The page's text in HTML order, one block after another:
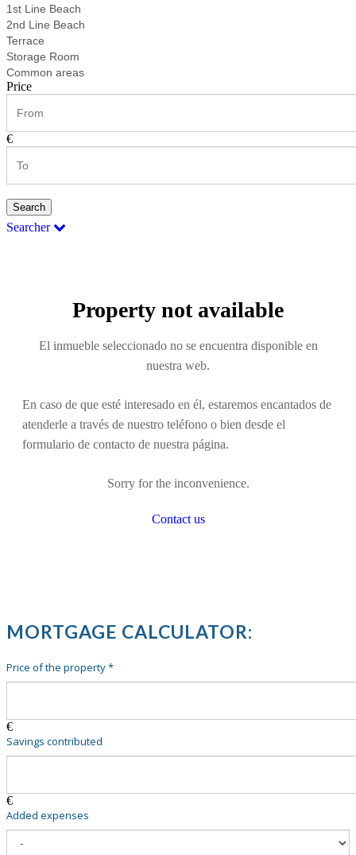
1st Line Beach
2nd Line Beach
Terrace
Storage Room
Common areas
Price
€
Search
Searcher
Property not available
El inmueble seleccionado no se encuentra disponible en
nuestra web.
En caso de que esté interesado en él, estaremos encantados de
atenderle a través de nuestro teléfono o bien desde el
formulario de contacto de nuestra página.
Sorry for the inconvenience.
Contact us
MORTGAGE CALCULATOR:
Price of the property *
€
Savings contributed
€
Added expenses